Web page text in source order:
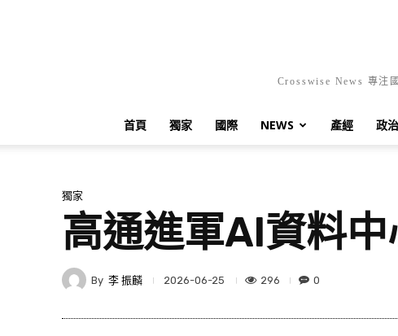
Crosswise News 專注
首頁 獨家 國際 NEWS 產經 政治
獨家
高通進軍AI資料
By 李 振麟 2026-06-25 296 0